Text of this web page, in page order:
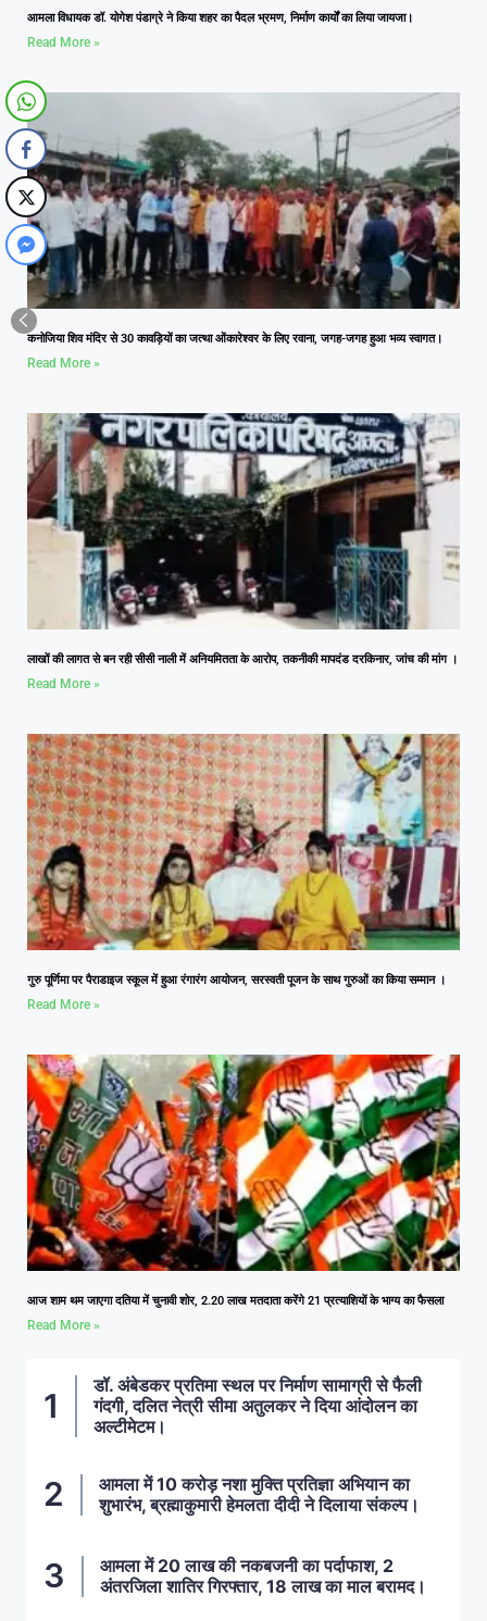
आमला विधायक डॉ. योगेश पंडाग्रे ने किया शहर का पैदल भ्रमण, निर्माण कार्यों का लिया जायजा।
Read More »
कनोजिया शिव मंदिर से 30 कावड़ियों का जत्था ओंकारेश्वर के लिए रवाना, जगह-जगह हुआ भव्य स्वागत।
Read More »
लाखों की लागत से बन रही सीसी नाली में अनियमितता के आरोप, तकनीकी मापदंड दरकिनार, जांच की मांग ।
Read More »
गुरु पूर्णिमा पर पैराडाइज स्कूल में हुआ रंगारंग आयोजन, सरस्वती पूजन के साथ गुरुओं का किया सम्मान ।
Read More »
आज शाम थम जाएगा दतिया में चुनावी शोर, 2.20 लाख मतदाता करेंगे 21 प्रत्याशियों के भाग्य का फैसला
Read More »
डॉ. अंबेडकर प्रतिमा स्थल पर निर्माण सामाग्री से फैली
गंदगी, दलित नेत्री सीमा अतुलकर ने दिया आंदोलन का
अल्टीमेटम।
आमला में 10 करोड़ नशा मुक्ति प्रतिज्ञा अभियान का
शुभारंभ, ब्रह्माकुमारी हेमलता दीदी ने दिलाया संकल्प।
आमला में 20 लाख की नकबजनी का पर्दाफाश, 2
अंतरजिला शातिर गिरफ्तार, 18 लाख का माल बरामद।